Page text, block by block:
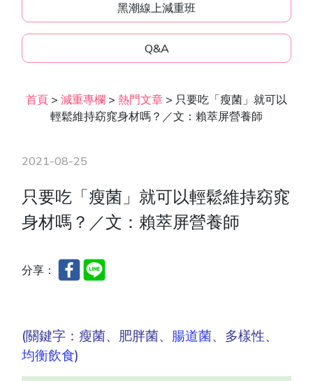
黑潮線上減重班
Q&A
首頁 > 減重專欄 > 熱門文章 > 只要吃「瘦菌」就可以
輕鬆維持窈窕身材嗎？／文：賴萃屏營養師
2021-08-25
只要吃「瘦菌」就可以輕鬆維持窈窕
身材嗎？／文：賴萃屏營養師
分享：
(關鍵字：瘦菌、肥胖菌、 腸道菌、多樣性、
均衡飲食)